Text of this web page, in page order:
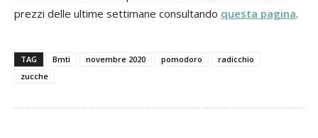
prezzi delle ultime settimane consultando questa pagina.
TAG Bmti novembre 2020 pomodoro
radicchio
zucche